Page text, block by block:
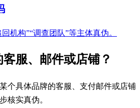
机构”“调查团队”等主体真伪。
服、邮件或店铺？
个具体品牌的客服、支付邮件或店铺
核实真伪。